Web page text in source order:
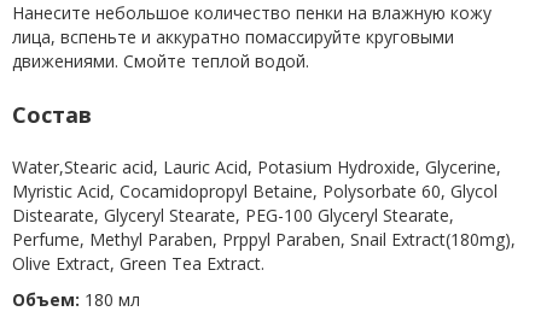
Нанесите небольшое количество пенки на влажную кожу
лица, вспеньте и аккуратно помассируйте круговыми
движениями. Смойте теплой водой.
Состав
Water,Stearic acid, Lauric Acid, Potasium Hydroxide, Glycerine,
Myristic Acid, Cocamidopropyl Betaine, Polysorbate 60, Glycol
Distearate, Glyceryl Stearate, PEG-100 Glyceryl Stearate,
Perfume, Methyl Paraben, Prppyl Paraben, Snail Extract(180mg),
Olive Extract, Green Tea Extract.
Объем: 180 мл